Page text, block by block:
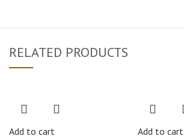
RELATED PRODUCTS
Add to cart Add to cart